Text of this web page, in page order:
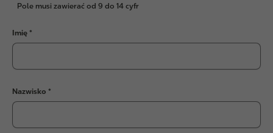
Pole musi zawierać od 9 do 14 cyfr
Imię
Nazwisko